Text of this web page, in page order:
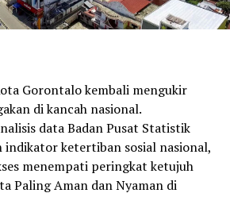
pelayanan kesehatan yang
harus tetap menjadi prioritas utama.
Saboe yang telah membuktikan
bedah jantung terbuka
menjadi salah satu provinsi
menyelenggarakan
arteri koroner secara mandiri
Gorontalo kembali mengukir
di kancah nasional.
data Badan Pusat Statistik
indikator ketertiban sosial nasional,
menempati peringkat ketujuh
Paling Aman dan Nyaman di